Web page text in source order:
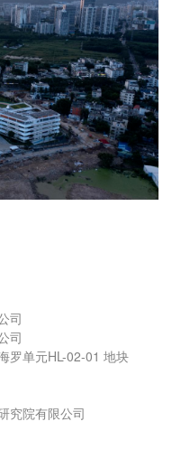
司
司
罗单元HL-02-01 地块
究院有限公司